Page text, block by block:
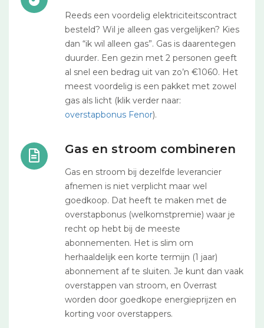
Reeds een voordelig elektriciteitscontract
besteld? Wil je alleen gas vergelijken? Kies
dan “ik wil alleen gas”. Gas is daarentegen
duurder. Een gezin met 2 personen geeft
al snel een bedrag uit van zo’n €1060. Het
meest voordelig is een pakket met zowel
gas als licht (klik verder naar:
overstapbonus Fenor).
Gas en stroom combineren
Gas en stroom bij dezelfde leverancier
afnemen is niet verplicht maar wel
goedkoop. Dat heeft te maken met de
overstapbonus (welkomstpremie) waar je
recht op hebt bij de meeste
abonnementen. Het is slim om
herhaaldelijk een korte termijn (1 jaar)
abonnement af te sluiten. Je kunt dan vaak
overstappen van stroom, en 0verrast
worden door goedkope energieprijzen en
korting voor overstappers.